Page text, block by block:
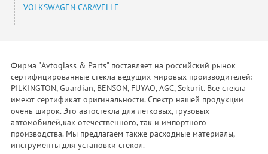
VOLKSWAGEN CARAVELLE
Фирма "Avtoglass & Parts" поставляет на российский рынок
сертифицированные стекла ведущих мировых производителей:
PILKINGTON, Guardian, BENSON, FUYAO, AGC, Sekurit. Все стекла
имеют сертификат оригинальности. Спектр нашей продукции
очень широк. Это автостекла для легковых, грузовых
автомобилей,как отечественного, так и импортного
производства. Мы предлагаем также расходные материалы,
инструменты для установки стекол.